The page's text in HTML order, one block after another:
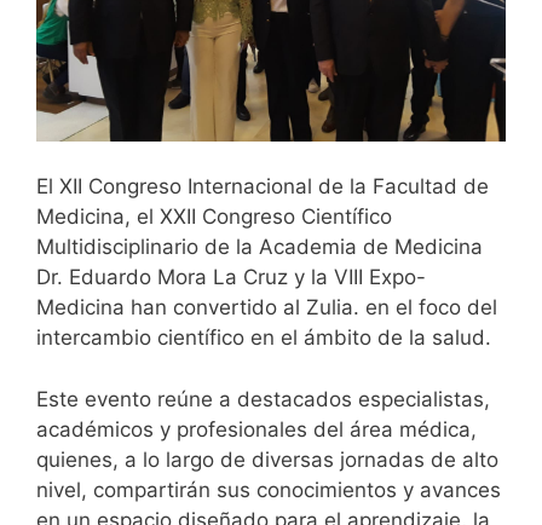
El XII Congreso Internacional de la Facultad de
Medicina, el XXII Congreso Científico
Multidisciplinario de la Academia de Medicina
Dr. Eduardo Mora La Cruz y la VIII Expo-
Medicina han convertido al Zulia. en el foco del
intercambio científico en el ámbito de la salud.
Este evento reúne a destacados especialistas,
académicos y profesionales del área médica,
quienes, a lo largo de diversas jornadas de alto
nivel, compartirán sus conocimientos y avances
en un espacio diseñado para el aprendizaje, la